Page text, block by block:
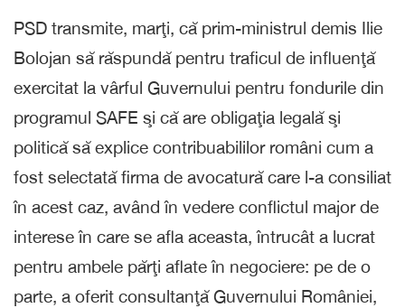
PSD transmite, marţi, că prim-ministrul demis Ilie
Bolojan să răspundă pentru traficul de influenţă
exercitat la vârful Guvernului pentru fondurile din
programul SAFE şi că are obligaţia legală şi
politică să explice contribuabililor români cum a
fost selectată firma de avocatură care l-a consiliat
în acest caz, având în vedere conflictul major de
interese în care se afla aceasta, întrucât a lucrat
pentru ambele părţi aflate în negociere: pe de o
parte, a oferit consultanţă Guvernului României,